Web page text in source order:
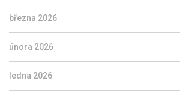
března 2026
února 2026
ledna 2026